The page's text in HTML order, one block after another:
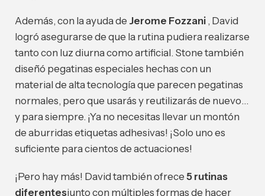
Además, con la ayuda de Jerome Fozzani , David
logró asegurarse de que la rutina pudiera realizarse
tanto con luz diurna como artificial. Stone también
diseñó pegatinas especiales hechas con un
material de alta tecnología que parecen pegatinas
normales, pero que usarás y reutilizarás de nuevo…
y para siempre. ¡Ya no necesitas llevar un montón
de aburridas etiquetas adhesivas! ¡Solo uno es
suficiente para cientos de actuaciones!
¡Pero hay más! David también ofrece 5 rutinas
diferentesjunto con múltiples formas de hacer